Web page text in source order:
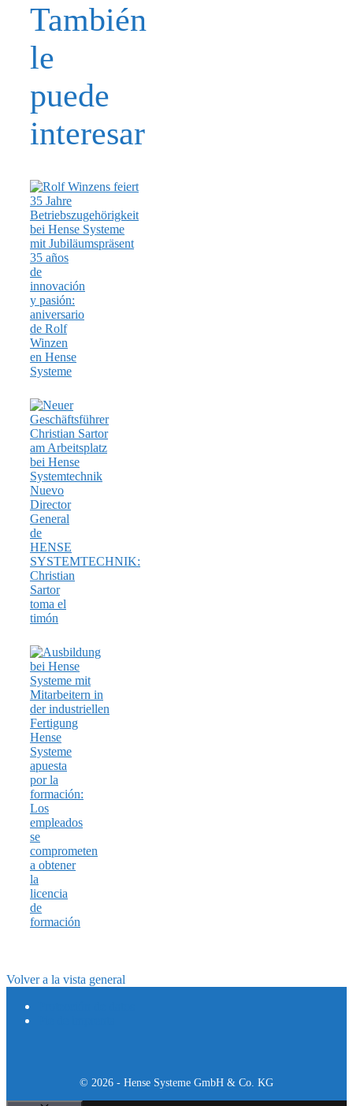
También
le
puede
interesar
35 años
de
innovación
y pasión:
aniversario
de Rolf
Winzen
en Hense
Systeme
Nuevo
Director
General
de
HENSE
SYSTEMTECHNIK:
Christian
Sartor
toma el
timón
Hense
Systeme
apuesta
por la
formación:
Los
empleados
se
comprometen
a obtener
la
licencia
de
formación
Volver a la vista general
© 2026 - Hense Systeme GmbH & Co. KG